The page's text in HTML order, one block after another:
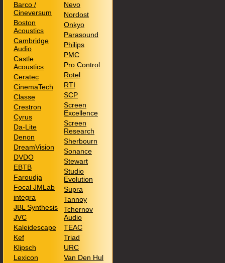
Barco /
Cineversum
Boston
Acoustics
Cambridge
Audio
Castle
Acoustics
Ceratec
CinemaTech
Classe
Crestron
Cyrus
Da-Lite
Denon
DreamVision
DVDO
EBTB
Faroudja
Focal JMLab
integra
JBL Synthesis
JVC
Kaleidescape
Kef
Klipsch
Lexicon
Nevo
Nordost
Onkyo
Parasound
Philips
PMC
Pro Control
Rotel
RTI
SCP
Screen
Excellence
Screen
Research
Sherbourn
Sonance
Stewart
Studio
Evolution
Supra
Tannoy
Tchernov
Audio
TEAC
Triad
URC
Van Den Hul